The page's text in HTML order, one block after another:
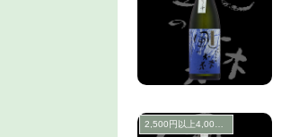
2,500円以上4,000円未満